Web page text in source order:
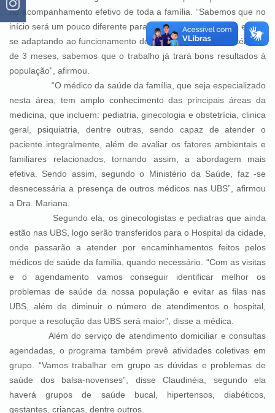
no acompanhamento efetivo de toda a família. “Sabemos que no
início será um pouco diferente para a população que ainda estará
se adaptando ao funcionamento do programa, porém ao término
de 3 meses, sabemos que o trabalho já trará bons resultados à
população”, afirmou.
“O médico da saúde da família, que seja especializado
nesta área, tem amplo conhecimento das principais áreas da
medicina, que incluem: pediatria, ginecologia e obstetrícia, clinica
geral, psiquiatria, dentre outras, sendo capaz de atender o
paciente integralmente, além de avaliar os fatores ambientais e
familiares relacionados, tornando assim, a abordagem mais
efetiva. Sendo assim, segundo o Ministério da Saúde, faz -se
desnecessária a presença de outros médicos nas UBS”, afirmou
a Dra. Mariana.
Segundo ela, os ginecologistas e pediatras que ainda
estão nas UBS, logo serão transferidos para o Hospital da cidade,
onde passarão a atender por encaminhamentos feitos pelos
médicos de saúde da família, quando necessário. “Com as visitas
e o agendamento vamos conseguir identificar melhor os
problemas de saúde da nossa população e evitar as filas nas
UBS, além de diminuir o número de atendimentos o hospital,
porque a resolução das UBS será maior”, disse a médica.
Além do serviço de atendimento domiciliar e consultas
agendadas, o programa também prevê atividades coletivas em
grupo. “Vamos trabalhar em grupo as dúvidas e problemas de
saúde dos balsa-novenses”, disse Claudinéia, segundo ela
haverá grupos de saúde bucal, hipertensos, diabéticos,
gestantes, crianças, dentre outros.